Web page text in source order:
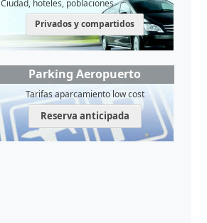
Ciudad, hoteles, poblaciones
Privados y compartidos
Parking Aeropuerto
Tarifas aparcamiento low cost
Reserva anticipada